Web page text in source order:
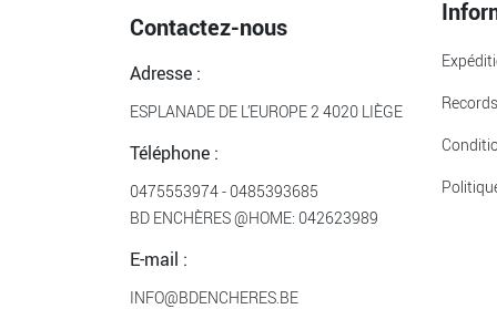
Contactez-nous
Adresse :
ESPLANADE DE L’EUROPE 2 4020 LIÈGE
Téléphone :
0475553974- 0485393685
BD ENCHÈRES @HOME: 042623989
E-mail :
INFO@BDENCHERES.BE
Records